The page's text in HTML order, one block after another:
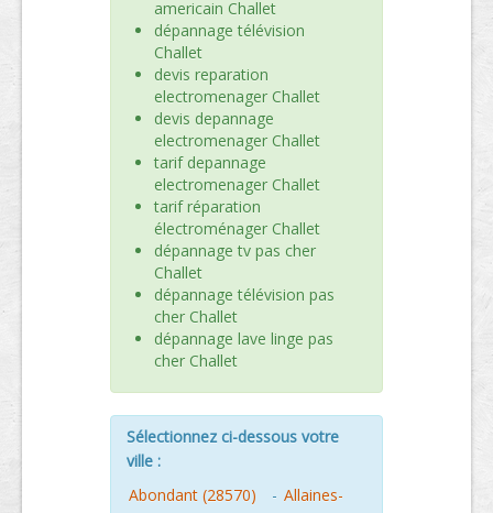
americain Challet
dépannage télévision
Challet
devis reparation
electromenager Challet
devis depannage
electromenager Challet
tarif depannage
electromenager Challet
tarif réparation
électroménager Challet
dépannage tv pas cher
Challet
dépannage télévision pas
cher Challet
dépannage lave linge pas
cher Challet
Sélectionnez ci-dessous votre
ville :
Abondant (28570)
- Allaines-